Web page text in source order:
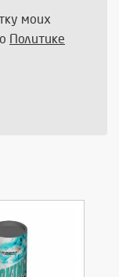
моих
Политике